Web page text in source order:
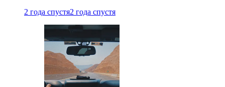
2 года спустя2 года спустя